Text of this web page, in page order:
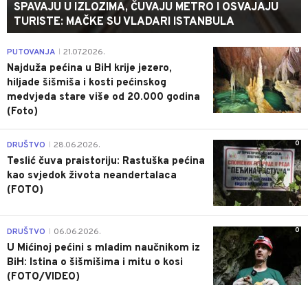
SPAVAJU U IZLOZIMA, ČUVAJU METRO I OSVAJAJU
TURISTE: MAČKE SU VLADARI ISTANBULA
0
PUTOVANJA 21.07.2026.
Najduža pećina u BiH krije jezero,
hiljade šišmiša i kosti pećinskog
medvjeda stare više od 20.000 godina
(Foto)
0
DRUŠTVO 28.06.2026.
Teslić čuva praistoriju: Rastuška pećina
kao svjedok života neandertalaca
(FOTO)
0
DRUŠTVO 06.06.2026.
U Mićinoj pećini s mladim naučnikom iz
BiH: Istina o šišmišima i mitu o kosi
(FOTO/VIDEO)